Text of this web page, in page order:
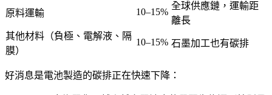
原料運輸 10–15%
全球供應鏈，運輸距
離長
其他材料（負極、電解液、隔
膜）
10–15% 石墨加工也有碳排
好消息是電池製造的碳排正在快速下降：